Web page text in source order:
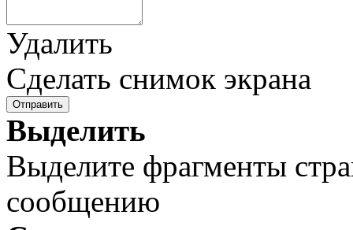
Удалить
Сделать снимок экрана
Отправить
Выделить
Выделите фрагменты
сообщению